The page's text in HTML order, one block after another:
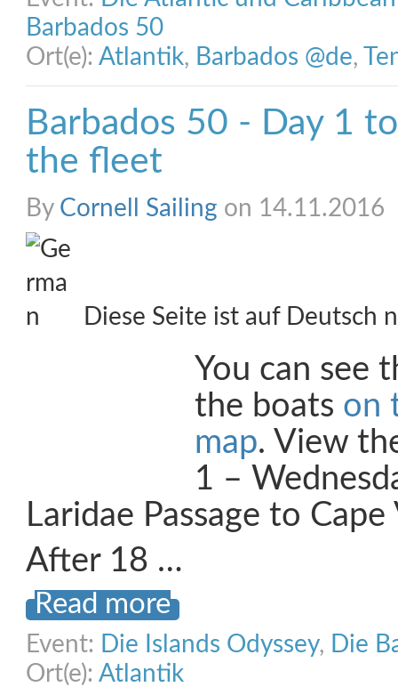
Barbados 50
Ort(e): Atlantik, Barbados @de,
Barbados 50 - Day 1
the fleet
By Cornell Sailing on 14.11.2016
Diese Seite ist auf Deutsch
You can see
the boats on
map. View
1 –
Laridae Passage to
After 18 …
Read more
Event: Die Islands Odyssey, Die
Ort(e): Atlantik